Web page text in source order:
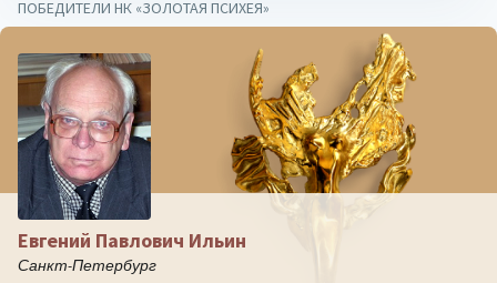
ПОБЕДИТЕЛИ НК «ЗОЛОТАЯ ПСИХЕЯ»
Евгений Павлович Ильин
Санкт-Петербург